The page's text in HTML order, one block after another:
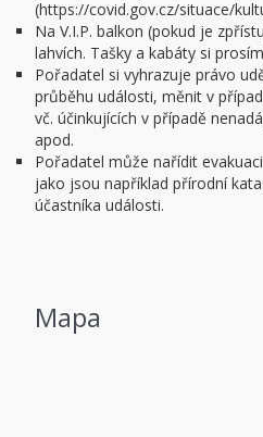
(https://covid.gov.cz/situace/
Na V.I.P. balkon (pokud je
lahvích. Tašky a kabáty si
Pořadatel si vyhrazuje právo
průběhu události, měnit v
vč. účinkujících v případě
apod.
Pořadatel může nařídit
jako jsou například přírodní
účastníka události.
Mapa